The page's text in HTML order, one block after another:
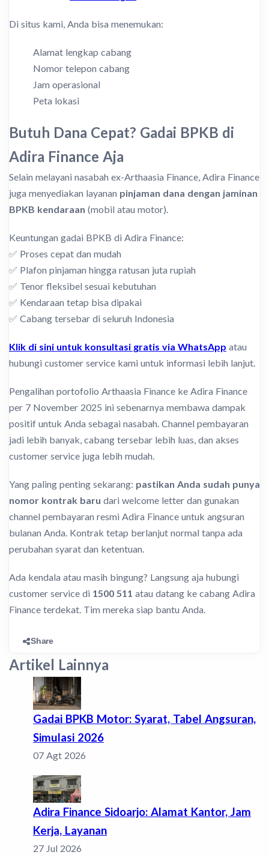
Di situs kami, Anda bisa menemukan:
Alamat lengkap cabang
Nomor telepon cabang
Jam operasional
Peta lokasi
Butuh Dana Cepat? Gadai BPKB di
Adira Finance Aja
Selain melayani nasabah ex-Arthaasia Finance, Adira Finance
juga menyediakan layanan pinjaman dana dengan jaminan
BPKB kendaraan (mobil atau motor).
Keuntungan gadai BPKB di Adira Finance:
✅ Proses cepat dan mudah
✅ Plafon pinjaman hingga ratusan juta rupiah
✅ Tenor fleksibel sesuai kebutuhan
✅ Kendaraan tetap bisa dipakai
✅ Cabang tersebar di seluruh Indonesia
Klik di sini untuk konsultasi gratis via WhatsApp atau
hubungi customer service kami untuk informasi lebih lanjut.
Pengalihan portofolio Arthaasia Finance ke Adira Finance
per 7 November 2025 ini sebenarnya membawa dampak
positif untuk Anda sebagai nasabah. Channel pembayaran
jadi lebih banyak, cabang tersebar lebih luas, dan akses
customer service juga lebih mudah.
Yang paling penting sekarang: pastikan Anda sudah punya
nomor kontrak baru dari welcome letter dan gunakan
channel pembayaran resmi Adira Finance untuk angsuran
bulanan Anda. Kontrak tetap berlanjut normal tanpa ada
perubahan syarat dan ketentuan.
Ada kendala atau masih bingung? Langsung aja hubungi
customer service di 1500 511 atau datang ke cabang Adira
Finance terdekat. Tim mereka siap bantu Anda.
Share
Artikel Lainnya
Gadai BPKB Motor: Syarat, Tabel Angsuran,
Simulasi 2026
07 Agt 2026
Adira Finance Sidoarjo: Alamat Kantor, Jam
Kerja, Layanan
27 Jul 2026